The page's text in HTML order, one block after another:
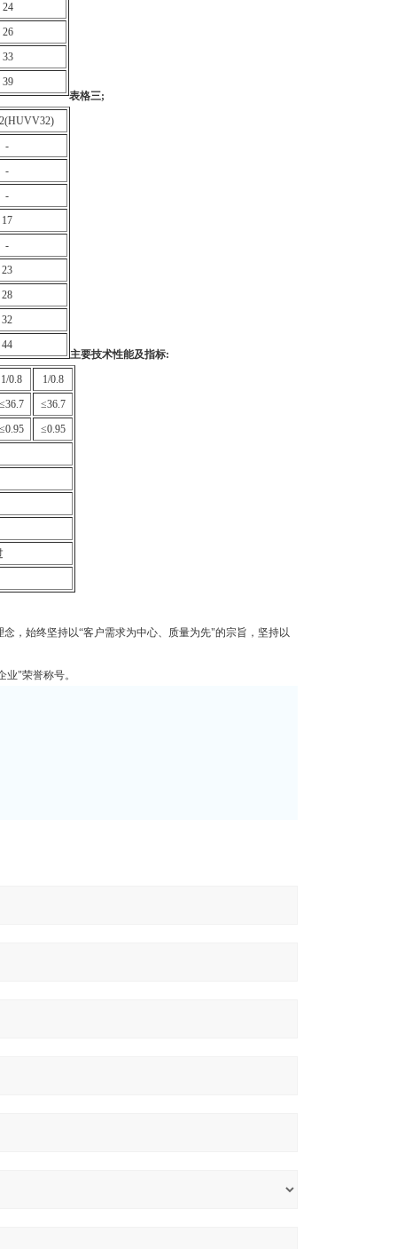
24
26
33
39
表格三;
-
-
-
17
-
23
28
32
44
主要技术性能及指标:
1/0.8
1/0.8
≤36.7
≤0.95
，始终坚持以“客户需求为中心、质量为先"的宗旨，坚持以
业"荣誉称号。